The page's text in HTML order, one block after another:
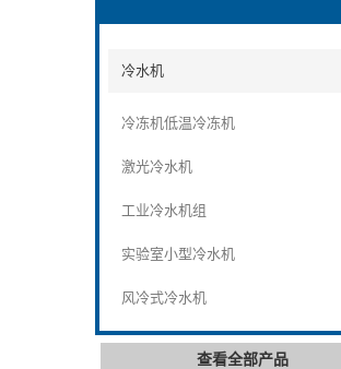
冷水机
冷冻机低温冷冻机
激光冷水机
工业冷水机组
实验室小型冷水机
风冷式冷水机
查看全部产品